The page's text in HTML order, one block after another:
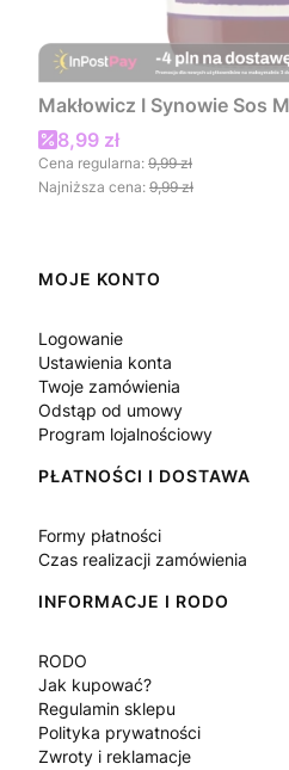
Makłowicz I Synowie Sos
Cena promocyjna
8,99 zł
Cena regularna: 9,99 zł
Najniższa cena: 9,99 zł
Linki w stopce
MOJE KONTO
Logowanie
Ustawienia konta
Twoje zamówienia
Odstąp od umowy
Program lojalnościowy
PŁATNOŚCI I DOSTAWA
Formy płatności
Czas realizacji zamówienia
INFORMACJE I RODO
RODO
Jak kupować?
Regulamin sklepu
Polityka prywatności
Zwroty i reklamacje